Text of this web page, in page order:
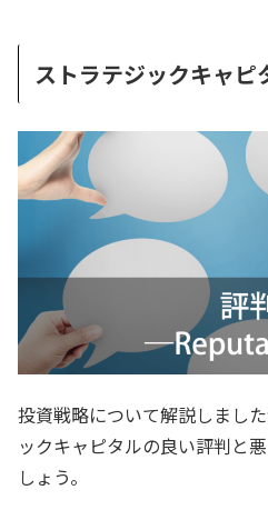
ストラテジックキャピ
投資戦略について解説しまし
ックキャピタルの良い評判と
しょう。